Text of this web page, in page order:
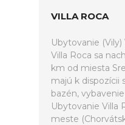
VILLA ROCA
Ubytovanie
Villa Roca sa
km od miesta
majú k dispozícii
bazén,
Ubytovanie Villa
meste